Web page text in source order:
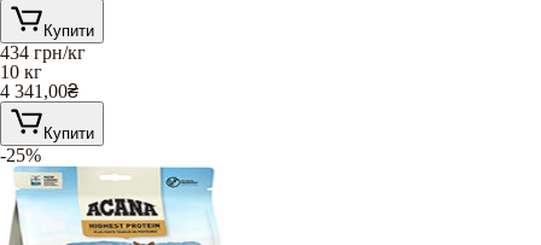
Купити
434 грн/кг
10 кг
4 341,00₴
Купити
-25%